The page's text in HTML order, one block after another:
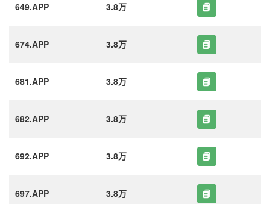
649.APP 3.8万
674.APP 3.8万
681.APP 3.8万
682.APP 3.8万
692.APP 3.8万
697.APP 3.8万